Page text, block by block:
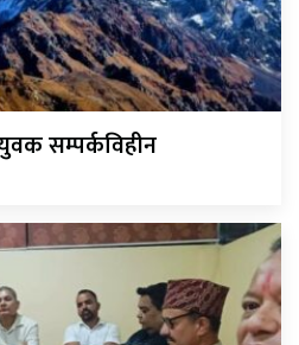
सम्पर्कविहीन